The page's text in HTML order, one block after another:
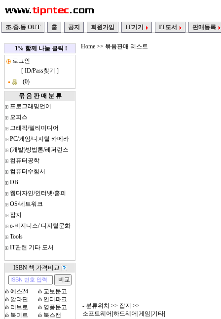
조.중.동 OUT 홈 공지 회원가입 IT기기 IT도서 판매등록
1% 함께 나눔 클릭 !
로그인
[ ID/Pass찾기 ]
(0)
묶 음 판 매 분 류
프로그래밍언어
오피스
그래픽/멀티미디어
PC/게임/디지털 카메라
(개발)방법론/레퍼런스
컴퓨터공학
컴퓨터수험서
DB
웹디자인/인터넷/홈피
OS/네트워크
잡지
e-비지니스/ 디지털문화
Tools
IT관련 기타 도서
ISBN 책 가격비교
ώ 예스24 ώ 교보문고
ώ 알라딘 ώ 인터파크
ώ 리브로 ώ 영풍문고
ώ 북미르 ώ 북스캔
Home >> 묶음판매 리스트
- 분류위치 >> 잡지 >>
소프트웨어 하드웨어 게임 기타